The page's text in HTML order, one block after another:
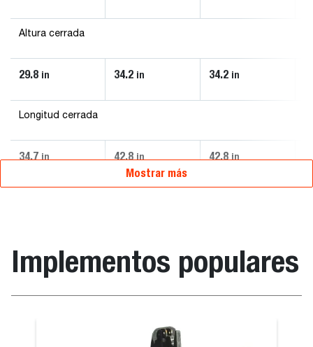
Altura cerrada
29.8 in 34.2 in 34.2 in
Longitud cerrada
34.7 in 42.8 in 42.8 in
Mostrar más
Implementos populares